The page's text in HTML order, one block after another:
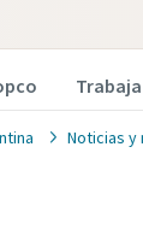
Noticias y